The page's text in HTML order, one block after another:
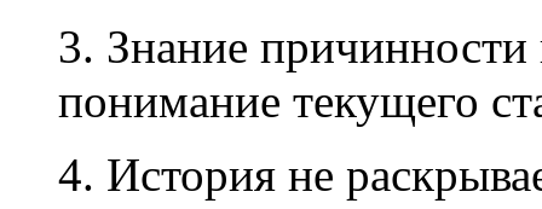
3. Знание причинности
понимание текущего
4. История не